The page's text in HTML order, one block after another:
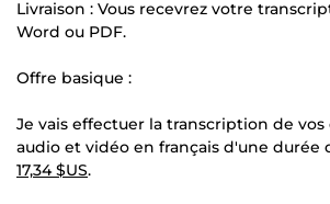
Livraison : Vous recevrez votre
Word ou PDF.
Offre basique :
Je vais effectuer la transcription de
audio et vidéo en français d'une durée
17,34 $US.